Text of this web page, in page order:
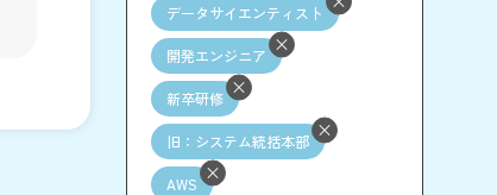
データサイエンティスト
開発エンジニア
新卒研修
旧：システム統括本部
AWS